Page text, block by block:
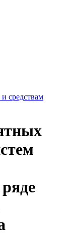
средствам